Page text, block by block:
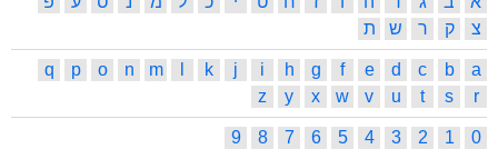
צ
ק ר ש ת
a
b
c
d
e
f
g
h
i
j
k
m
n
o
p
q
r
s
t
u
v
w
x
y
z
0
1
2
3
4
5
6
7
8
9